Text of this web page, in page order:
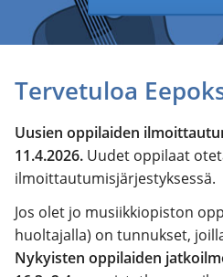
Tervetuloa
Uusien oppilaiden
11.4.2026. Uudet oppilaat
ilmoittautumisjärjestyksessä.
Jos olet jo musiikkiopiston
huoltajalla) on tunnukset,
Nykyisten oppilaiden